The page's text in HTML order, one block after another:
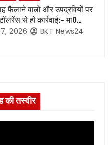
फैलाने वालों और उपद्रवियों पर
से हो कार्रवाई:- मा0
जी*
2026 BKT News24
तस्वीर